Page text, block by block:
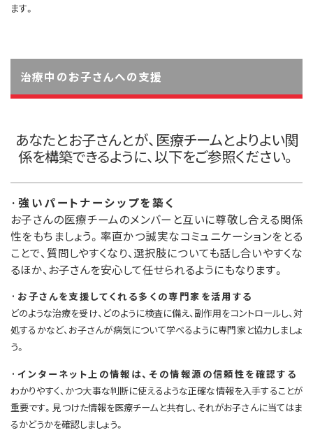
ます。
治療中のお子さんへの支援
あなたとお子さんとが、医療チームとよりよい関
係を構築できるように、以下をご参照ください。
·強いパートナーシップを築く
お子さんの医療チームのメンバーと互いに尊敬し合える関係
性をもちましょう。率直かつ誠実なコミュニケーションをとる
ことで、質問しやすくなり、選択肢についても話し合いやすくな
るほか、お子さんを安心して任せられるようにもなります。
·お子さんを支援してくれる多くの専門家を活用する
どのような治療を受け、どのように検査に備え、副作用をコントロールし、対
処するかなど、お子さんが病気について学べるように専門家と協力しましょ
う。
·インターネット上の情報は、その情報源の信頼性を確認する
わかりやすく、かつ大事な判断に使えるような正確な情報を入手することが
重要です。見つけた情報を医療チームと共有し、それがお子さんに当てはま
るかどうかを確認しましょう。